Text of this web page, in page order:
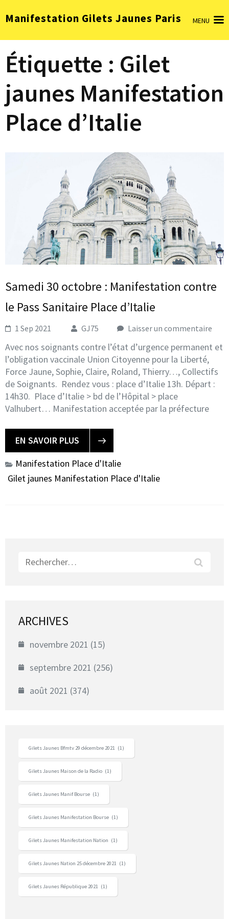
au
(Pressez
Entrée)
Manifestation Gilets Jaunes Paris MENU
Étiquette : Gilet
jaunes Manifestation
Place d’Italie
Samedi 30 octobre : Manifestation contre
le Pass Sanitaire Place d’Italie
1 Sep 2021 GJ75 Laisser un commentaire
Avec nos soignants contre l’état d’urgence permanent et
l’obligation vaccinale Union Citoyenne pour la Liberté,
Force Jaune, Sophie, Claire, Roland, Thierry…, Collectifs
de Soignants. Rendez vous : place d’Italie 13h. Départ :
14h30. Place d’Italie > bd de l’Hôpital > place
Valhubert… Manifestation acceptée par la préfecture
EN SAVOIR PLUS
Manifestation Place d'Italie
Gilet jaunes Manifestation Place d'Italie
Rechercher :
ARCHIVES
novembre 2021 (15)
septembre 2021 (256)
août 2021 (374)
Gilets Jaunes Bfmtv 29 décembre 2021 (1)
Gilets Jaunes Maison de la Radio (1)
Gilets Jaunes Manif Bourse (1)
Gilets Jaunes Manifestation Bourse (1)
Gilets Jaunes Manifestation Nation (1)
Gilets Jaunes Nation 25 décembre 2021 (1)
Gilets Jaunes République 2021 (1)